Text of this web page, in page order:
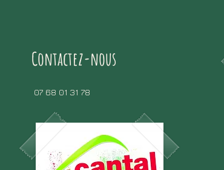
Contactez-nous
07 68 01 31 78